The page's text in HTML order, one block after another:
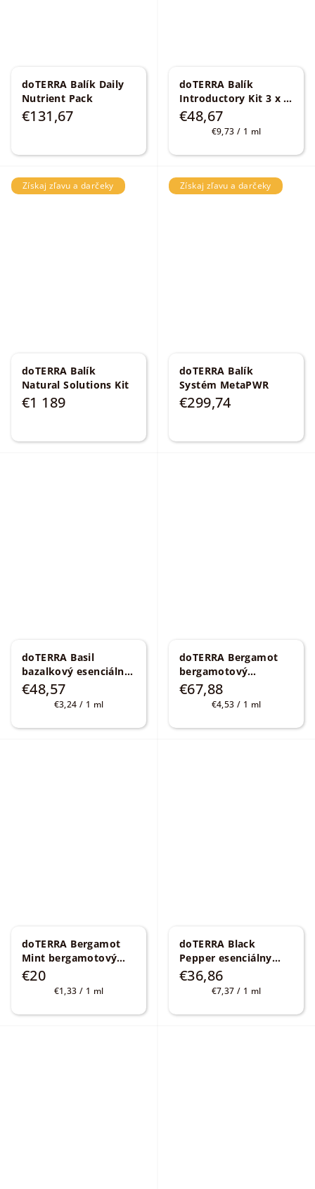
doTERRA Balík Daily
Nutrient Pack
€131,67
doTERRA Balík
Introductory Kit 3 x 5
ml 3 x 5 ml Lavender,
Peppermint a Lemon
€48,67
Jednotková
€9,73 / 1 ml
Získaj zľavu a darčeky
doTERRA Balík
Natural Solutions Kit
€1 189
Získaj zľavu a darčeky
doTERRA Balík
Systém MetaPWR
€299,74
doTERRA Basil
bazalkový esenciálny
olej 15 ml
basilicum
€48,57
Jednotková
€3,24 / 1 ml
doTERRA Bergamot
bergamotový
esenciálny olej 15 ml
Citrus bergamia
€67,88
Jednotková
€4,53 / 1 ml
doTERRA Bergamot
Mint bergamotový
esenciálny olej 15 ml
Mentha citrata
€20
Jednotková
€1,33 / 1 ml
doTERRA Black
Pepper esenciálny
olej z čierneho
korenia 5 ml Piper
€36,86
Jednotková
€7,37 / 1 ml